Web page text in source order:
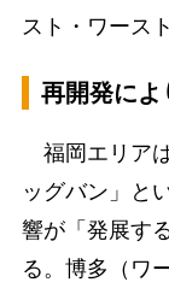
スト・ワース
再開発によ
福岡エリア
ッグバン」と
響が「発展す
る。博多（ワ